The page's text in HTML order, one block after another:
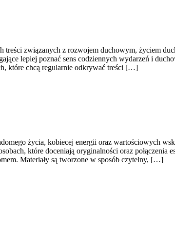
związanych z rozwojem duchowym, życiem
lepiej poznać sens codziennych wydarzeń i
które chcą regularnie odkrywać treści […]
życia, kobiecej energii oraz wartościowych
które doceniają oryginalności oraz połączenia
Materiały są tworzone w sposób czytelny, […]